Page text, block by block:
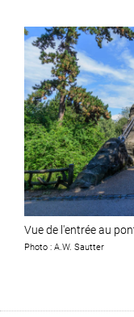
Vue de l'entrée au
Photo : A.W. Sautter